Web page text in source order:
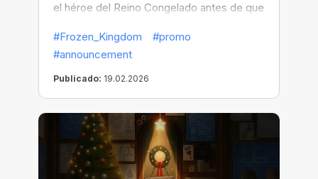
el héroe del Reino Congelado antes de que
#Frozen_Kingdom
#promo
#announcement
Publicado: 19.02.2026